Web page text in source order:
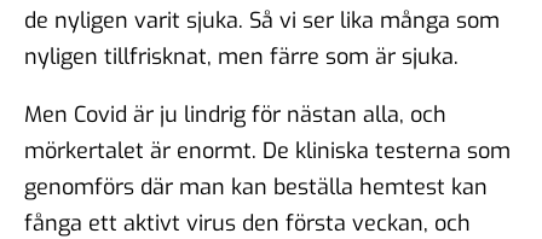
de nyligen varit sjuka. Så vi ser lika många som
nyligen tillfrisknat, men färre som är sjuka.
Men Covid är ju lindrig för nästan alla, och
mörkertalet är enormt. De kliniska testerna som
genomförs där man kan beställa hemtest kan
fånga ett aktivt virus den första veckan, och